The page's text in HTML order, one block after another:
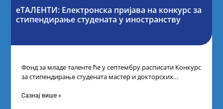
еТАЛЕНТИ: Електронска пријава на конкурс за
стипендирање студената у иностранству
Фонд за младе таленте ће у септембру расписати Конкурс
за стипендирање студената мастер и докторских
Сазнај више »